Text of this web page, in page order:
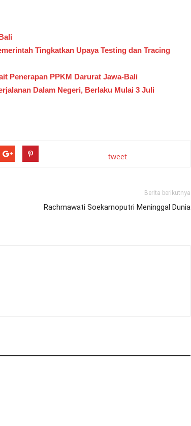
Tingkatkan Upaya Testing dan Tracing
Penerapan PPKM Darurat Jawa-Bali
Dalam Negeri, Berlaku Mulai 3 Juli
tweet
Berita berikutnya
Rachmawati Soekarnoputri Meninggal Dunia